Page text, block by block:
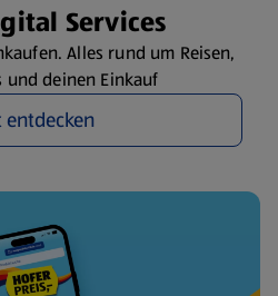
Services
Alles rund um Reisen,
und deinen Einkauf
entdecken